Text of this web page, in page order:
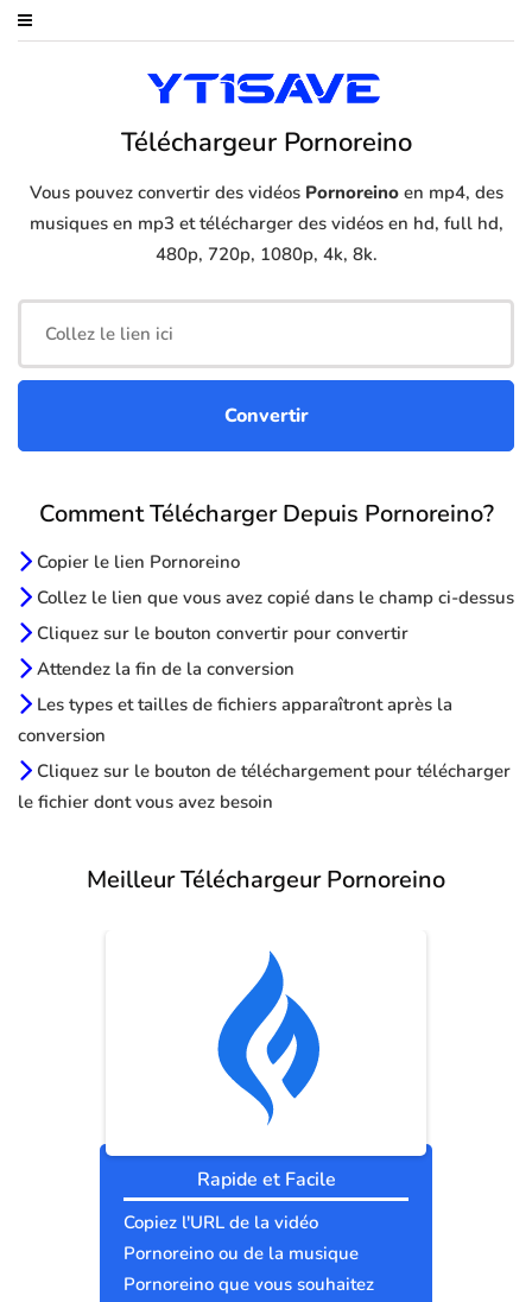
Téléchargeur Pornoreino
Vous pouvez convertir des vidéos Pornoreinoen mp4, des
musiques en mp3 et télécharger des vidéos en hd, full hd,
480p, 720p, 1080p, 4k, 8k.
Comment Télécharger Depuis Pornoreino?
Copier le lien Pornoreino
Collez le lien que vous avez copié dans le champ ci-dessus
Cliquez sur le bouton convertir pour convertir
Attendez la fin de la conversion
Les types et tailles de fichiers apparaîtront après la
conversion
Cliquez sur le bouton de téléchargement pour télécharger
le fichier dont vous avez besoin
Meilleur Téléchargeur Pornoreino
Rapide et Facile
Copiez l'URL de la vidéo
Pornoreino ou de la musique
Pornoreino que vous souhaitez